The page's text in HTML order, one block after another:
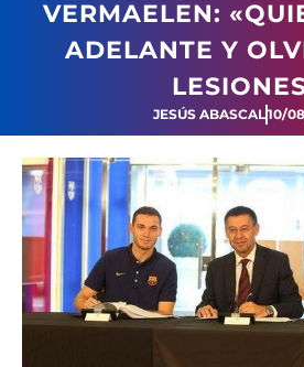
VERMAELEN:
ADELANTE Y
JESÚS ABASCAL10/